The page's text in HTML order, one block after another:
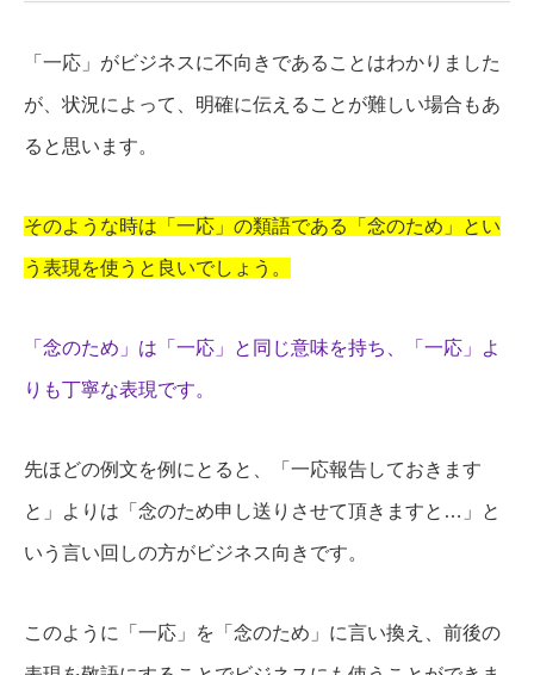
「一応」がビジネスに不向きであることはわかりました
が、状況によって、明確に伝えることが難しい場合もあ
ると思います。
そのような時は「一応」の類語である「念のため」とい
う表現を使うと良いでしょう。
「念のため」は「一応」と同じ意味を持ち、「一応」よ
りも丁寧な表現です。
先ほどの例文を例にとると、「一応報告しておきます
と」よりは「念のため申し送りさせて頂きますと…」と
いう言い回しの方がビジネス向きです。
このように「一応」を「念のため」に言い換え、前後の